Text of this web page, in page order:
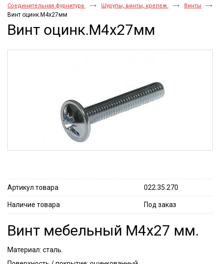
Соединительная фурнитура
Шурупы, винты, крепеж Винты
Винт оцинк.M4x27мм
Винт оцинк.M4x27мм
Артикул товара 022.35.270
Наличие товара Под заказ
Винт мебельный M4x27 мм.
Материал: сталь.